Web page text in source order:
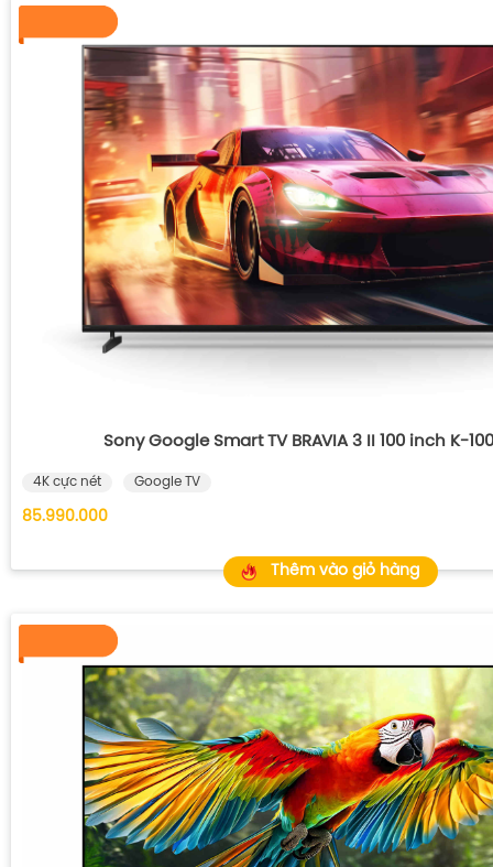
Sony Google Smart TV BRAVIA 3 II 100 inch K-
4K cực nét Google TV
85.990.000
Thêm vào giỏ hàng